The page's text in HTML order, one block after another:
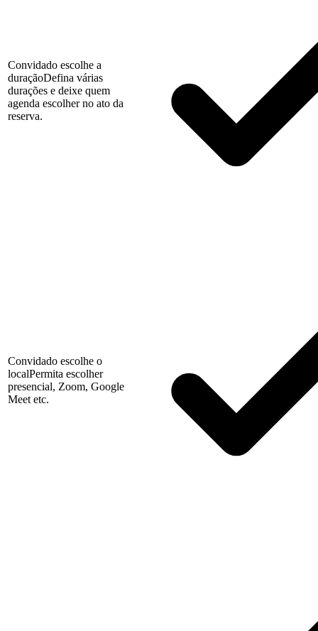
Convidado escolhe a
duraçãoDefina várias
durações e deixe quem
agenda escolher no ato da
reserva.
Convidado escolhe o
localPermita escolher
presencial, Zoom, Google
Meet etc.